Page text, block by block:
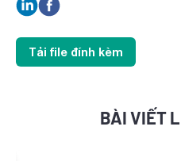
Tải file đính kèm
BÀI VIẾT